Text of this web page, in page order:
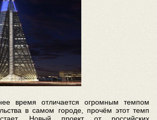
время отличается огромным темпом
в самом городе, прочём этот темп